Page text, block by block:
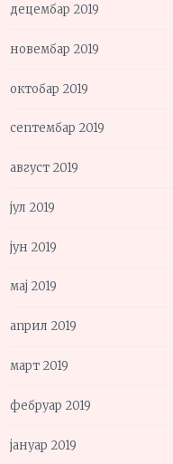
децембар 2019
новембар 2019
октобар 2019
септембар 2019
август 2019
јул 2019
јун 2019
мај 2019
април 2019
март 2019
фебруар 2019
јануар 2019